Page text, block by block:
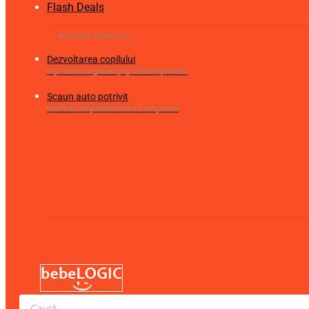
Flash Deals
Dezvoltarea copilului
Fișe de lucru gradiniță și clasele primare
Scaun auto potrivit
Verifică compatibilitatea cu mașina ta
Products